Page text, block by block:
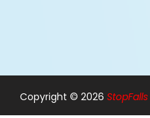
Copyright © 2026 StopFalls